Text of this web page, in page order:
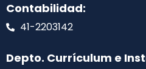
Contabilidad:
41-2203142
Depto. Currículum e